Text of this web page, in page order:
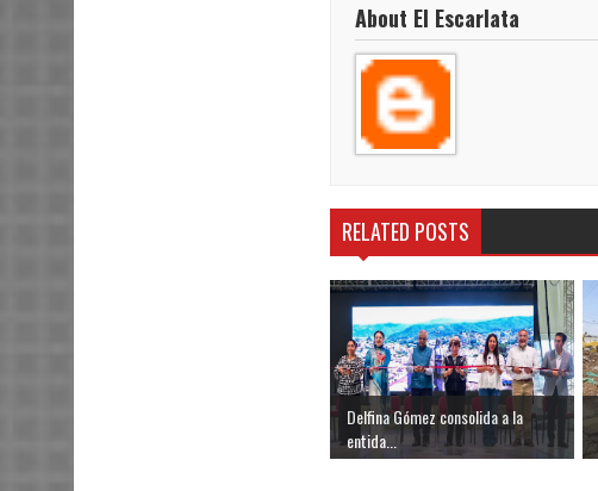
About El Escarlata
RELATED POSTS
Delfina Gómez consolida a la
entida...